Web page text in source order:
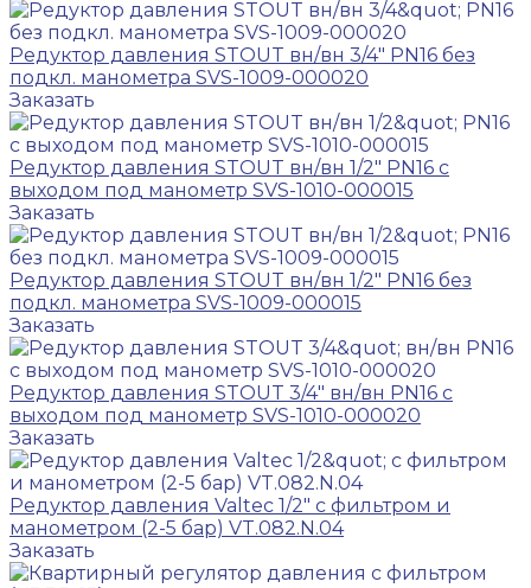
Редуктор давления STOUT вн/вн 3/4" PN16 без
подкл. манометра SVS-1009-000020
Заказать
Редуктор давления STOUT вн/вн 1/2" PN16 с
выходом под манометр SVS-1010-000015
Заказать
Редуктор давления STOUT вн/вн 1/2" PN16 без
подкл. манометра SVS-1009-000015
Заказать
Редуктор давления STOUT 3/4" вн/вн PN16 с
выходом под манометр SVS-1010-000020
Заказать
Редуктор давления Valtec 1/2" с фильтром и
манометром (2-5 бар) VT.082.N.04
Заказать